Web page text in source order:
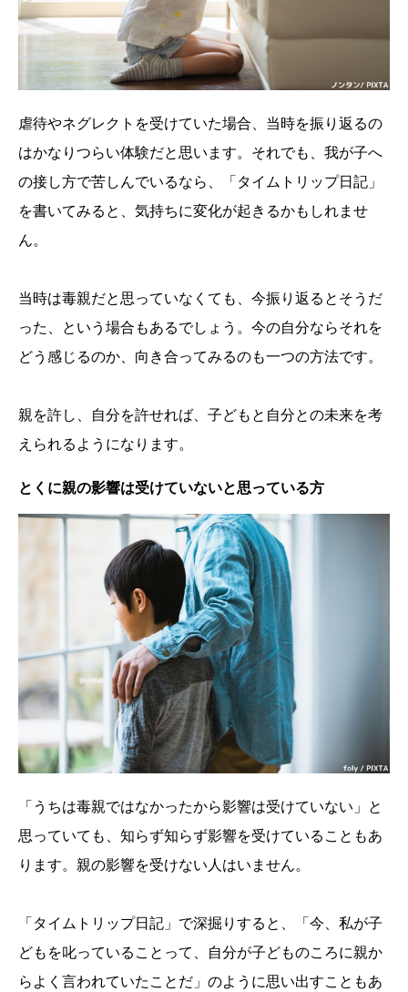
虐待やネグレクトを受けていた場合、当時を振り返るの
はかなりつらい体験だと思います。それでも、我が子へ
の接し方で苦しんでいるなら、「タイムトリップ日記」
を書いてみると、気持ちに変化が起きるかもしれませ
ん。
当時は毒親だと思っていなくても、今振り返るとそうだ
った、という場合もあるでしょう。今の自分ならそれを
どう感じるのか、向き合ってみるのも一つの方法です。
親を許し、自分を許せれば、子どもと自分との未来を考
えられるようになります。
とくに親の影響は受けていないと思っている方
「うちは毒親ではなかったから影響は受けていない」と
思っていても、知らず知らず影響を受けていることもあ
ります。親の影響を受けない人はいません。
「タイムトリップ日記」で深掘りすると、「今、私が子
どもを叱っていることって、自分が子どものころに親か
らよく言われていたことだ」のように思い出すこともあ